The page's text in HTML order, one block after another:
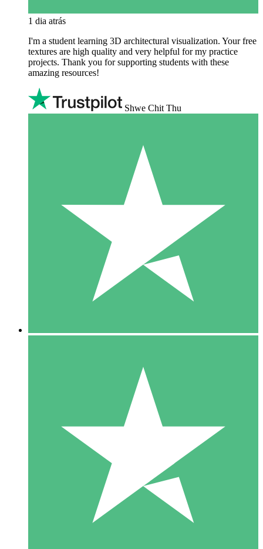
1 dia atrás
I'm a student learning 3D architectural visualization. Your free
textures are high quality and very helpful for my practice
projects. Thank you for supporting students with these
amazing resources!
Shwe Chit Thu